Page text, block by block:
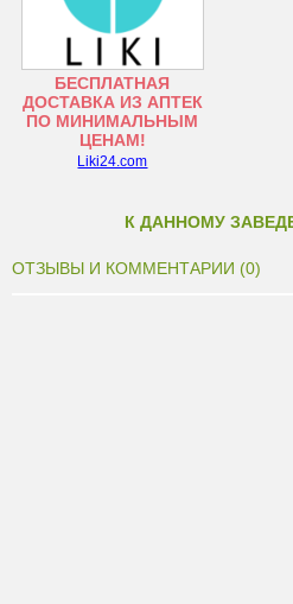
БЕСПЛАТНАЯ
ДОСТАВКА ИЗ АПТЕК
ПО МИНИМАЛЬНЫМ
ЦЕНАМ!
Liki24.com
К ДАННОМУ
ОТЗЫВЫ И КОММЕНТАРИИ (0)